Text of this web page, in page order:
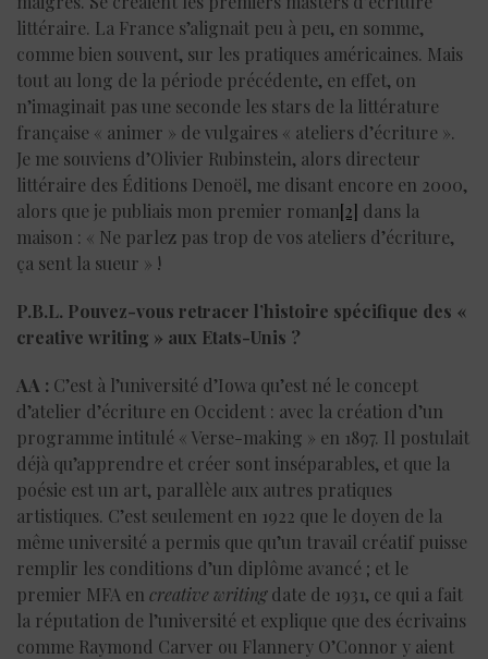
littéraire. La France s’alignait peu à peu, en somme,
comme bien souvent, sur les pratiques américaines. Mais
tout au long de la période précédente, en effet, on
n’imaginait pas une seconde les stars de la littérature
française « animer » de vulgaires « ateliers d’écriture ».
Je me souviens d’Olivier Rubinstein, alors directeur
littéraire des Éditions Denoël, me disant encore en 2000,
alors que je publiais mon premier roman[2] dans la
maison : « Ne parlez pas trop de vos ateliers d’écriture,
ça sent la sueur » !
P.B.L. Pouvez-vous retracer l’histoire spécifique des «
creative writing » aux Etats-Unis ?
AA : C’est à l’université d’Iowa qu’est né le concept
d’atelier d’écriture en Occident : avec la création d’un
programme intitulé « Verse-making » en 1897. Il postulait
déjà qu’apprendre et créer sont inséparables, et que la
poésie est un art, parallèle aux autres pratiques
artistiques. C’est seulement en 1922 que le doyen de la
même université a permis que qu’un travail créatif puisse
remplir les conditions d’un diplôme avancé ; et le
premier MFA en creative writingdate de 1931, ce qui a fait
la réputation de l’université et explique que des écrivains
comme Raymond Carver ou Flannery O’Connor y aient